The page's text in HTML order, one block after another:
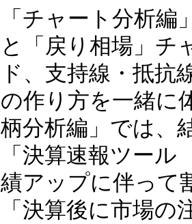
「チャート分析
と「戻り相場」チ
ド、支持線・抵抗
の作り方を一緒に
柄分析編」では、
「決算速報ツー
績アップに伴って
「決算後に市場